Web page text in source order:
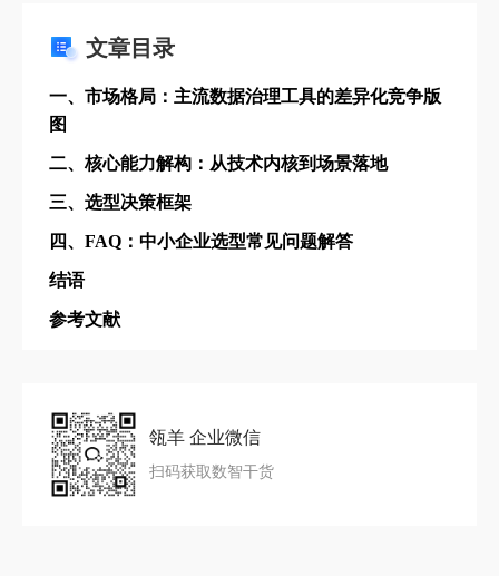
文章目录
一、市场格局：主流数据治理工具的差异化竞争版
图
二、核心能力解构：从技术内核到场景落地
三、选型决策框架
四、FAQ：中小企业选型常见问题解答
结语
参考文献
瓴羊 企业微信
扫码获取数智干货